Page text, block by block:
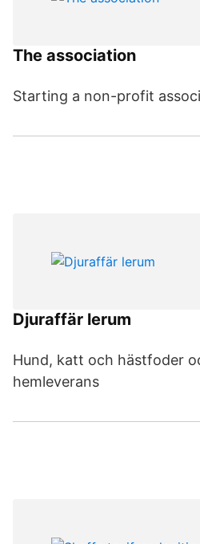
The association
Starting a non-profit
Djuraffär lerum
Hund, katt och hästfoder
hemleverans